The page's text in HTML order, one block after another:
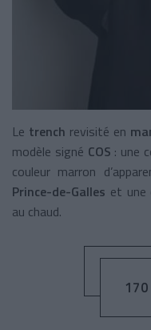
Le trench revisité en
modèle signé COS : une
couleur marron
Prince-de-Galles et une
au chaud.
170